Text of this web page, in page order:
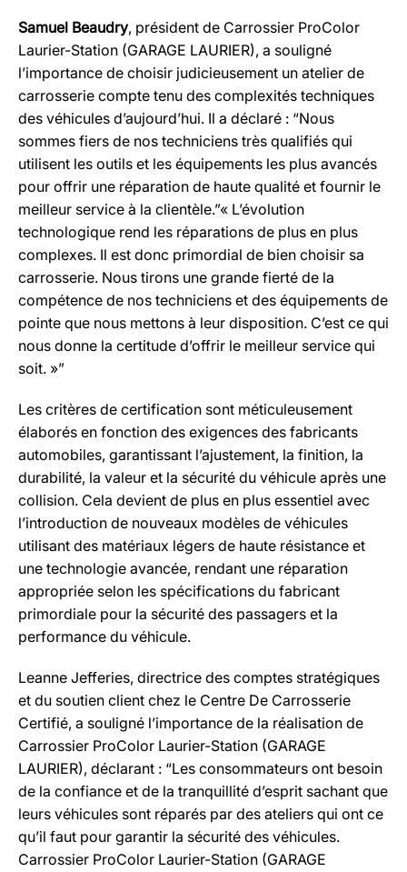
Samuel Beaudry, président de Carrossier ProColor
Laurier-Station (GARAGE LAURIER), a souligné
l’importance de choisir judicieusement un atelier de
carrosserie compte tenu des complexités techniques
des véhicules d’aujourd’hui. Il a déclaré : “Nous
sommes fiers de nos techniciens très qualifiés qui
utilisent les outils et les équipements les plus avancés
pour offrir une réparation de haute qualité et fournir le
meilleur service à la clientèle.”« L’évolution
technologique rend les réparations de plus en plus
complexes. Il est donc primordial de bien choisir sa
carrosserie. Nous tirons une grande fierté de la
compétence de nos techniciens et des équipements de
pointe que nous mettons à leur disposition. C’est ce qui
nous donne la certitude d’offrir le meilleur service qui
soit. »”
Les critères de certification sont méticuleusement
élaborés en fonction des exigences des fabricants
automobiles, garantissant l’ajustement, la finition, la
durabilité, la valeur et la sécurité du véhicule après une
collision. Cela devient de plus en plus essentiel avec
l’introduction de nouveaux modèles de véhicules
utilisant des matériaux légers de haute résistance et
une technologie avancée, rendant une réparation
appropriée selon les spécifications du fabricant
primordiale pour la sécurité des passagers et la
performance du véhicule.
Leanne Jefferies, directrice des comptes stratégiques
et du soutien client chez le Centre De Carrosserie
Certifié, a souligné l’importance de la réalisation de
Carrossier ProColor Laurier-Station (GARAGE
LAURIER), déclarant : “Les consommateurs ont besoin
de la confiance et de la tranquillité d’esprit sachant que
leurs véhicules sont réparés par des ateliers qui ont ce
qu’il faut pour garantir la sécurité des véhicules.
Carrossier ProColor Laurier-Station (GARAGE